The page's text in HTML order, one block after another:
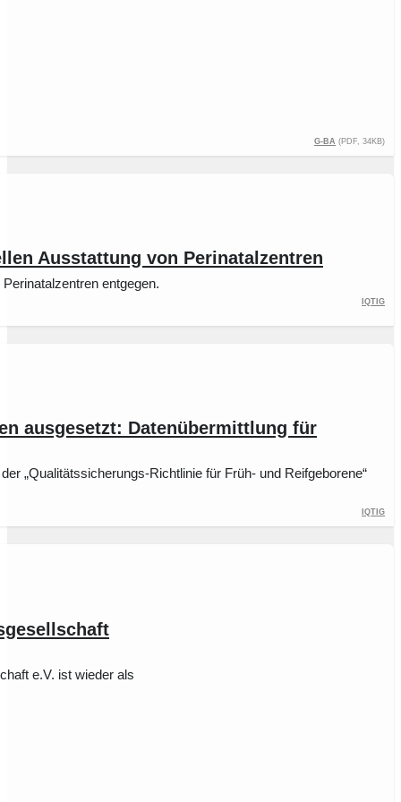
G-BA (PDF, 34KB)
Ausstattung von Perinatalzentren
entgegen.
IQTIG
ausgesetzt: Datenübermittlung für
„Qualitätssicherungs-Richtlinie für Früh- und Reifgeborene“
IQTIG
e.V. ist wieder als